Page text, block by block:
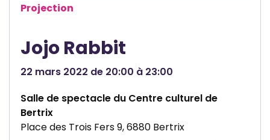
Projection
Jojo Rabbit
22 mars 2022 de 20:00 à 23:00
Salle de spectacle du Centre culturel de
Bertrix
Place des Trois Fers 9, 6880 Bertrix